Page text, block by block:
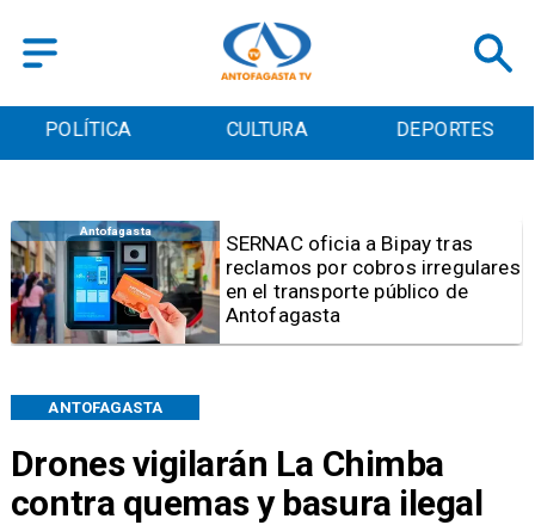
POLÍTICA CULTURA DEPORTES
Drones vigilarán La Chimba
contra quemas y basura ilegal
ANTOFAGASTA
Antofagasta
SERNAC oficia a Bipay tras
reclamos por cobros irregulares
en el transporte público de
Antofagasta